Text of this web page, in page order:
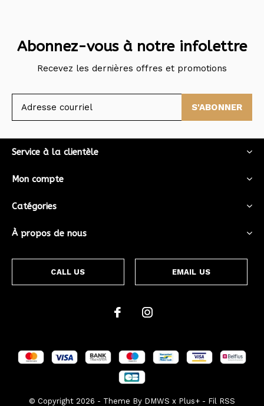
Abonnez-vous à notre infolettre
Recevez les dernières offres et promotions
S'ABONNER
Service à la clientèle
Mon compte
Catégories
À propos de nous
CALL US EMAIL US
© Copyright 2026 - Theme By DMWS x Plus+ - Fil RSS